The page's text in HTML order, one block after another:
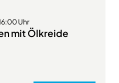
Uhr
mit Ölkreide